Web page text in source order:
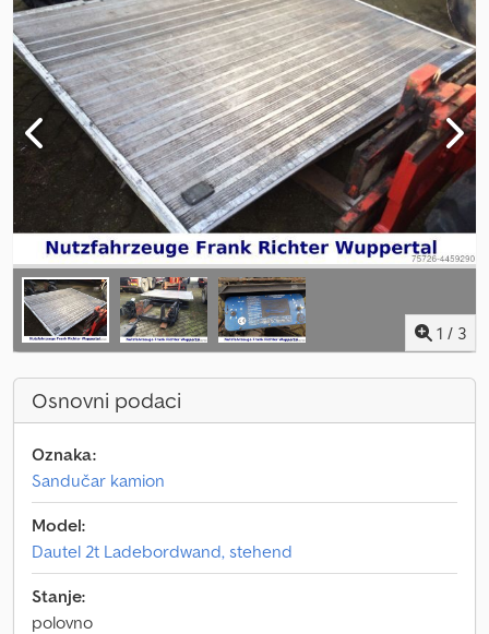
1 / 3
Osnovni podaci
Oznaka:
Sandučar kamion
Model:
Dautel 2t Ladebordwand, stehend
Stanje:
polovno